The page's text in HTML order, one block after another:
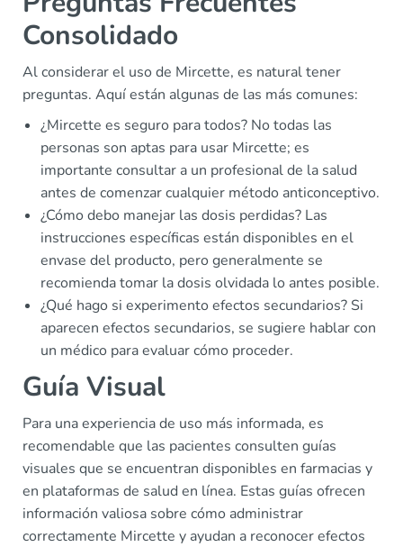
Consolidado
Al considerar el uso de Mircette, es natural tener
preguntas. Aquí están algunas de las más comunes:
¿Mircette es seguro para todos? No todas las
personas son aptas para usar Mircette; es
importante consultar a un profesional de la salud
antes de comenzar cualquier método anticonceptivo.
¿Cómo debo manejar las dosis perdidas? Las
instrucciones específicas están disponibles en el
envase del producto, pero generalmente se
recomienda tomar la dosis olvidada lo antes posible.
¿Qué hago si experimento efectos secundarios? Si
aparecen efectos secundarios, se sugiere hablar con
un médico para evaluar cómo proceder.
Guía Visual
Para una experiencia de uso más informada, es
recomendable que las pacientes consulten guías
visuales que se encuentran disponibles en farmacias y
en plataformas de salud en línea. Estas guías ofrecen
información valiosa sobre cómo administrar
correctamente Mircette y ayudan a reconocer efectos